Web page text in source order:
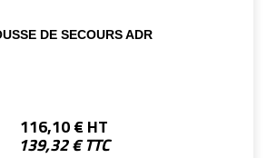
DE SECOURS ADR
116,10 € HT
139,32 € TTC